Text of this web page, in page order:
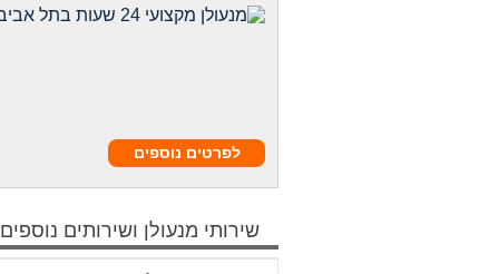
לפרטים נוספים
שירותי מנעולן ושירותים נוספים